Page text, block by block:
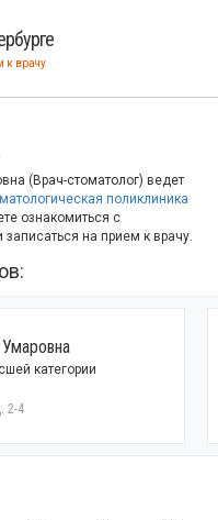
к врачу
(Врач-стоматолог) ведет
поликлиника
ознакомиться с
на прием к врачу.
категории
2-4